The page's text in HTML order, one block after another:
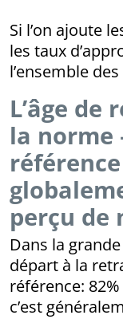
Si l’on ajoute
les taux
l’ensemble
L’âge
la norme
perçu de
Dans la
départ à la
référence:
c’est